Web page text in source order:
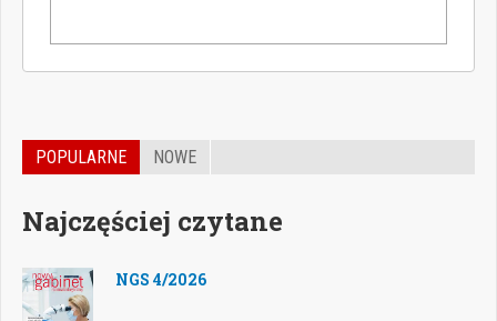
POPULARNE NOWE
Najczęściej czytane
NGS 4/2026